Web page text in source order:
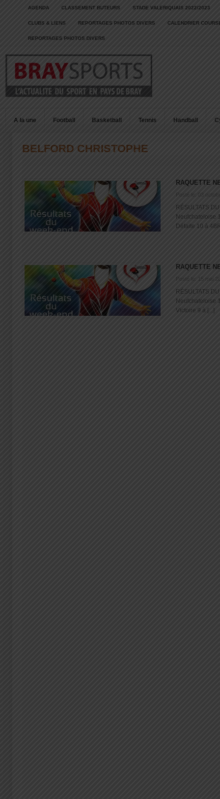
AGENDA CLASSEMENT BUTEURS STADE VALERIQUAIS 2022/2023
CLUBS & LIENS REPORTAGES PHOTOS DIVERS CALENDRIER
REPORTAGES PHOTOS DIVERS
A la une Football Basketball Tennis Handball
BELFORD CHRISTOPHE
RAQUETTE
Posté le: 03
RÉSULTATS
Neufchateloise
Défaite 10 à
RAQUETTE
Posté le: 15 mai
RÉSULTATS
Neufchateloise
Victoire 9 à [...]